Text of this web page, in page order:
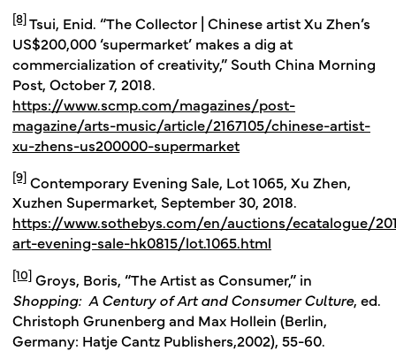
[8]Tsui, Enid. “The Collector | Chinese artist Xu Zhen’s
US$200,000 ‘supermarket’ makes a dig at
commercialization of creativity,” South China Morning
Post, October 7, 2018.
https://www.scmp.com/magazines/post-
magazine/arts-music/article/2167105/chinese-artist-
xu-zhens-us200000-supermarket
[9] Contemporary Evening Sale, Lot 1065, Xu Zhen,
Xuzhen Supermarket, September 30, 2018.
https://www.sothebys.com/en/auctions/ecatalogue/
art-evening-sale-hk0815/lot.1065.html
[10] Groys, Boris, “The Artist as Consumer,” in
Shopping: A Century of Art and Consumer Culture, ed.
Christoph Grunenberg and Max Hollein (Berlin,
Germany: Hatje Cantz Publishers,2002), 55-60.